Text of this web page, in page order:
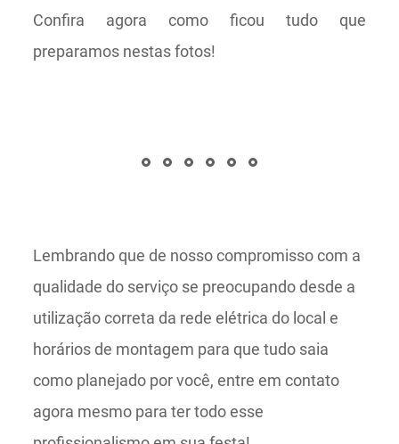
Confira agora como ficou tudo que
preparamos nestas fotos!
Lembrando que de nosso compromisso com a
qualidade do serviço se preocupando desde a
utilização correta da rede elétrica do local e
horários de montagem para que tudo saia
como planejado por você, entre em contato
agora mesmo para ter todo esse